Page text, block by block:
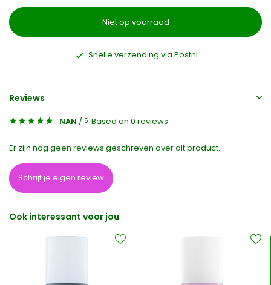
Niet op voorraad
Snelle verzending via Postnl
Reviews
NAN / 5 Based on 0 reviews
Er zijn nog geen reviews geschreven over dit product..
Schrijf je eigen review
Ook interessant voor jou